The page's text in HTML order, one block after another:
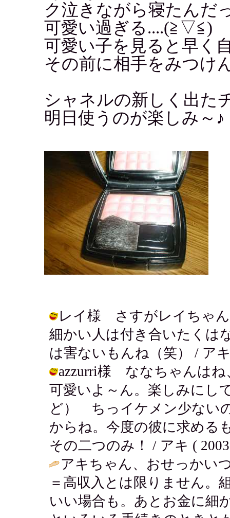
ク泣きながら寝たんだ
可愛い過ぎる....(≧▽≦)
可愛い子を見ると早く
その前に相手をみつけ
シャネルの新しく出た
明日使うのが楽しみ～♪
レイ様 さすがレイちゃん
細かい人は付き合いたくは
は害ないもんね（笑） / ア
azzurri様 ななちゃんはね
可愛いよ～ん。楽しみにし
ど） ちっイケメン少ない
からね。今度の彼に求める
その二つのみ！ / アキ (
アキちゃん、おせっかい
＝高収入とは限りません。
いい場合も。あとお金に細